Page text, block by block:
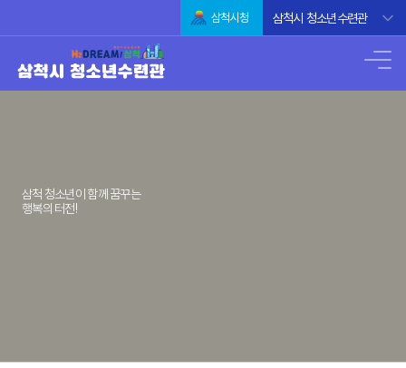
삼척시청 삼척시 청소년수련관
삼척 청소년이 함께 꿈꾸는
행복의 터전!